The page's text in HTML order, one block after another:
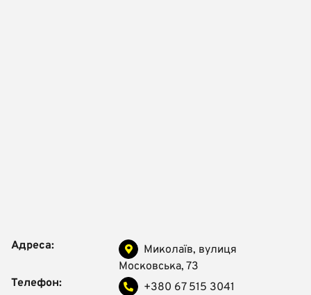
Адреса:
Миколаїв, вулиця
Московська, 73
Телефон:
+380 67 515 3041